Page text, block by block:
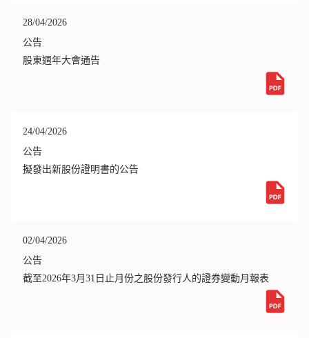
28/04/2026
公告
股東週年大會通告
24/04/2026
公告
擬發出新股份證明書的公告
02/04/2026
公告
截至2026年3月31日止月份之股份發行人的證券變動月報表